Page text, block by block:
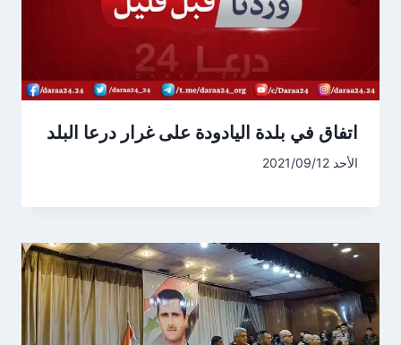
اتفاق في بلدة اليادودة على غرار درعا البلد
الأحد 2021/09/12